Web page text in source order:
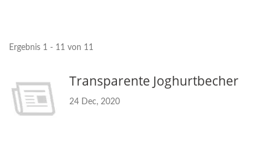
Ergebnis 1 - 11 von 11
Transparente Joghurtbecher
24 Dec, 2020